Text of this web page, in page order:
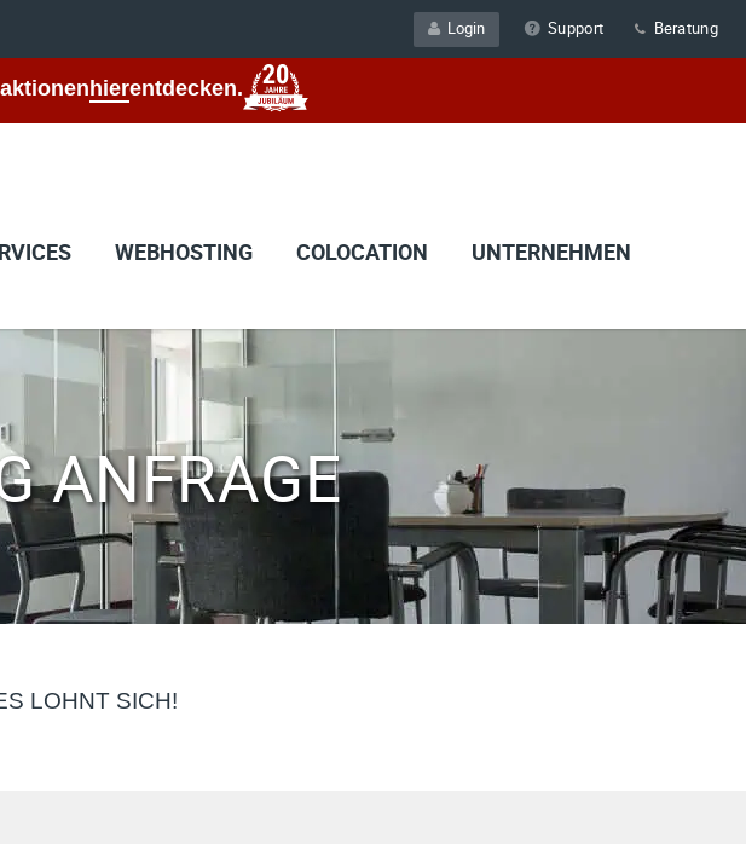
Support Beratung
Login
hierentdecken.
WEBHOSTING COLOCATION UNTERNEHMEN
ANFRAGE
LOHNT SICH!